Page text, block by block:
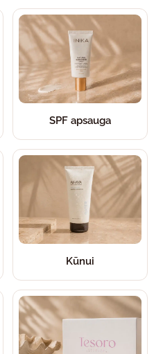
SPF apsauga
Kūnui